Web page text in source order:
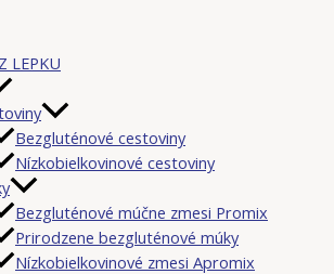
LEPKU
Bezgluténové cestoviny
Nízkobielkovinové cestoviny
Bezgluténové múčne zmesi Promix
Prirodzene bezgluténové múky
Nízkobielkovinové zmesi Apromix